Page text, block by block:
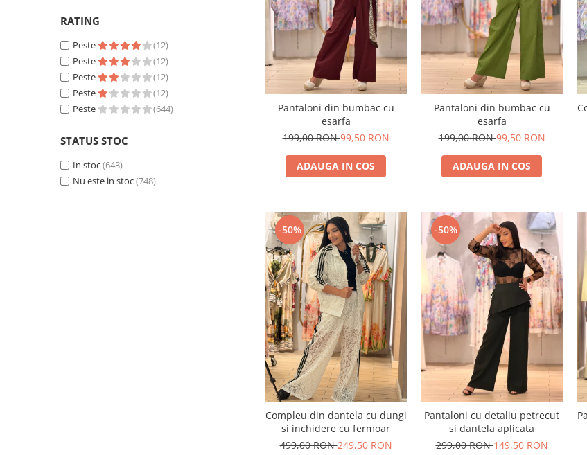
RATING
Peste
(12)
Peste
(12)
Peste
(12)
Peste
(12)
Peste
(644)
STATUS STOC
In stoc(643)
Nu este in stoc(748)
Pantaloni din bumbac cu
esarfa
199,00 RON99,50 RON
ADAUGA IN COS
Pantaloni din bumbac cu
esarfa
199,00 RON99,50 RON
ADAUGA IN COS
-50%
Compleu din dantela cu dungi
si inchidere cu fermoar
499,00 RON249,50 RON
-50%
Pantaloni cu detaliu petrecut
si dantela aplicata
299,00 RON149,50 RON